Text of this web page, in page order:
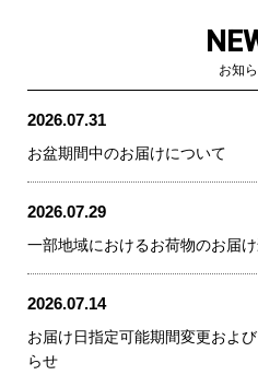
お知
2026.07.31
お盆期間中のお届けについて
2026.07.29
一部地域におけるお荷物のお届
2026.07.14
お届け日指定可能期間変更およ
らせ